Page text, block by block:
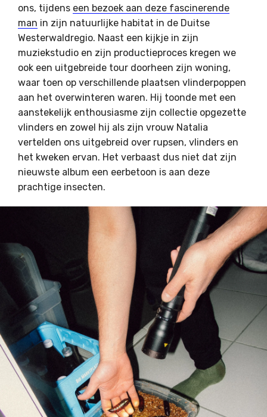
ons, tijdens een bezoek aan deze fascinerende
man in zijn natuurlijke habitat in de Duitse
Westerwaldregio. Naast een kijkje in zijn
muziekstudio en zijn productieproces kregen we
ook een uitgebreide tour doorheen zijn woning,
waar toen op verschillende plaatsen vlinderpoppen
aan het overwinteren waren. Hij toonde met een
aanstekelijk enthousiasme zijn collectie opgezette
vlinders en zowel hij als zijn vrouw Natalia
vertelden ons uitgebreid over rupsen, vlinders en
het kweken ervan. Het verbaast dus niet dat zijn
nieuwste album een eerbetoon is aan deze
prachtige insecten.